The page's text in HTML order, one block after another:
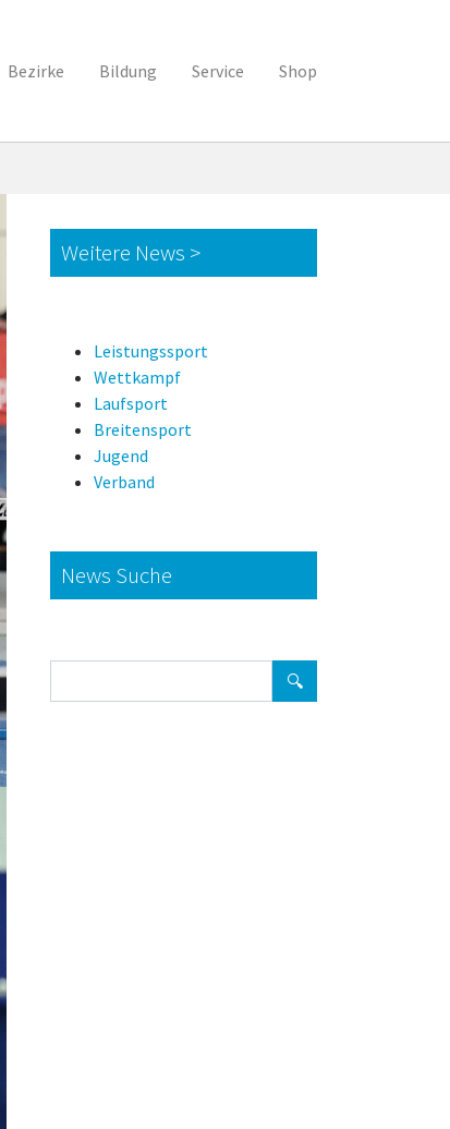
Bezirke Bildung Service Shop
Weitere News >
Leistungssport
Wettkampf
Laufsport
Breitensport
Jugend
Verband
News Suche